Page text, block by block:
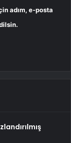
adım, e-posta